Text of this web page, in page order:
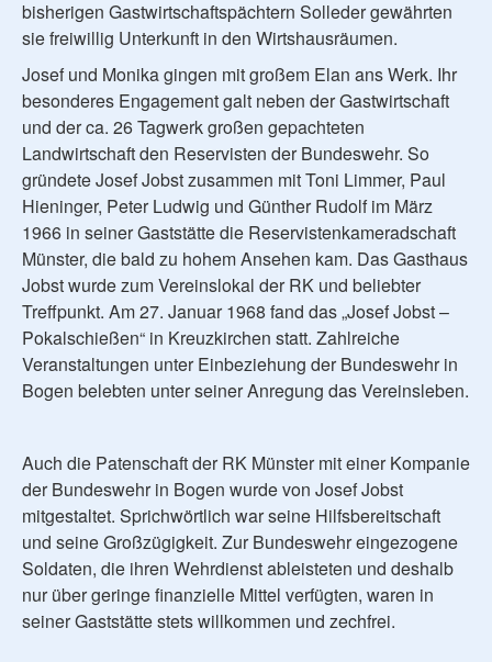
bisherigen Gastwirtschaftspächtern Solleder gewährten
sie freiwillig Unterkunft in den Wirtshausräumen.
Josef und Monika gingen mit großem Elan ans Werk. Ihr
besonderes Engagement galt neben der Gastwirtschaft
und der ca. 26 Tagwerk großen gepachteten
Landwirtschaft den Reservisten der Bundeswehr. So
gründete Josef Jobst zusammen mit Toni Limmer, Paul
Hieninger, Peter Ludwig und Günther Rudolf im März
1966 in seiner Gaststätte die Reservistenkameradschaft
Münster, die bald zu hohem Ansehen kam. Das Gasthaus
Jobst wurde zum Vereinslokal der RK und beliebter
Treffpunkt. Am 27. Januar 1968 fand das „Josef Jobst –
Pokalschießen“ in Kreuzkirchen statt. Zahlreiche
Veranstaltungen unter Einbeziehung der Bundeswehr in
Bogen belebten unter seiner Anregung das Vereinsleben.
Auch die Patenschaft der RK Münster mit einer Kompanie
der Bundeswehr in Bogen wurde von Josef Jobst
mitgestaltet. Sprichwörtlich war seine Hilfsbereitschaft
und seine Großzügigkeit. Zur Bundeswehr eingezogene
Soldaten, die ihren Wehrdienst ableisteten und deshalb
nur über geringe finanzielle Mittel verfügten, waren in
seiner Gaststätte stets willkommen und zechfrei.